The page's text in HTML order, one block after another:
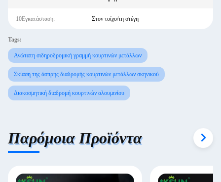
10Εγκατάσταση: Στον τοίχο/τη στέγη
Tags:
Ανώτατη σιδηροδρομική γραμμή κουρτινών μετάλλων
Σκίαση της άσπρης διαδρομής κουρτινών μετάλλων σκηνικού
Διακοσμητική διαδρομή κουρτινών αλουμινίου
Παρόμοια Προϊόντα